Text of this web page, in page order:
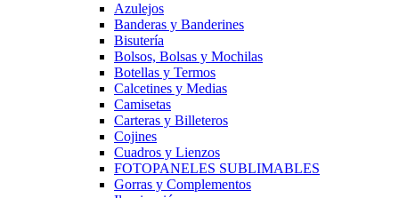
Azulejos
Banderas y Banderines
Bisutería
Bolsos, Bolsas y Mochilas
Botellas y Termos
Calcetines y Medias
Camisetas
Carteras y Billeteros
Cojines
Cuadros y Lienzos
FOTOPANELES SUBLIMABLES
Gorras y Complementos